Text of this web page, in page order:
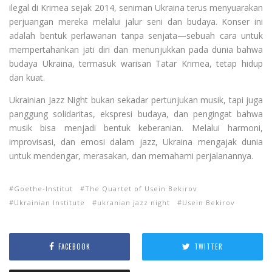
ilegal di Krimea sejak 2014, seniman Ukraina terus menyuarakan
perjuangan mereka melalui jalur seni dan budaya. Konser ini
adalah bentuk perlawanan tanpa senjata—sebuah cara untuk
mempertahankan jati diri dan menunjukkan pada dunia bahwa
budaya Ukraina, termasuk warisan Tatar Krimea, tetap hidup
dan kuat.
Ukrainian Jazz Night bukan sekadar pertunjukan musik, tapi juga
panggung solidaritas, ekspresi budaya, dan pengingat bahwa
musik bisa menjadi bentuk keberanian. Melalui harmoni,
improvisasi, dan emosi dalam jazz, Ukraina mengajak dunia
untuk mendengar, merasakan, dan memahami perjalanannya.
Goethe-Institut
The Quartet of Usein Bekirov
Ukrainian Institute
ukranian jazz night Usein Bekirov
FACEBOOK TWITTER